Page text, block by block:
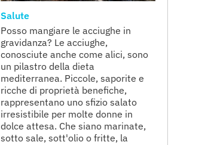
Salute
Posso mangiare le acciughe in
gravidanza? Le acciughe,
conosciute anche come alici, sono
un pilastro della dieta
mediterranea. Piccole, saporite e
ricche di proprietà benefiche,
rappresentano uno sfizio salato
irresistibile per molte donne in
dolce attesa. Che siano marinate,
sotto sale, sott'olio o fritte, la